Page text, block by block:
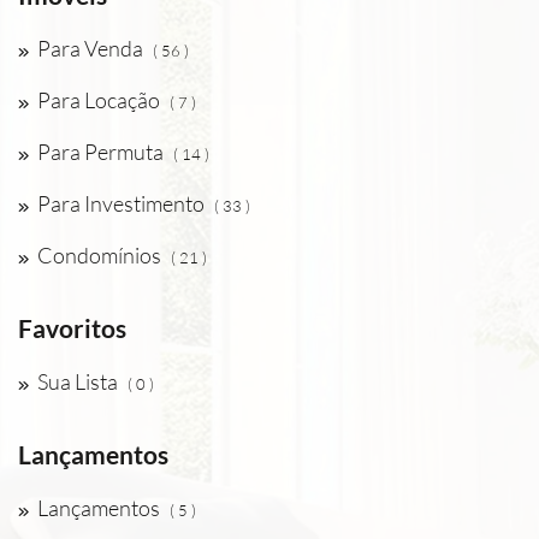
Para Venda ( 56 )
Para Locação ( 7 )
Para Permuta ( 14 )
Para Investimento ( 33 )
Condomínios ( 21 )
Favoritos
Sua Lista ( 0 )
Lançamentos
Lançamentos ( 5 )